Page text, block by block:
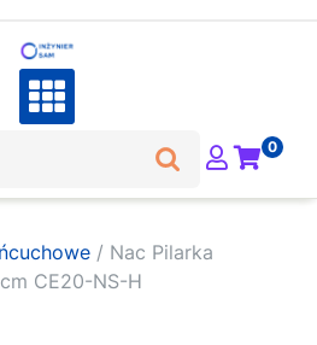
0
/ Nac Pilarka
CE20-NS-H